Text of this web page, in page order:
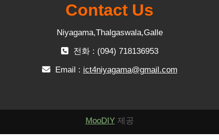
Contact Us
Niyagama,Thalgaswala,Galle
전화 : (094) 718136953
Email : ict4niyagama@gmail.com
MooDIY제공